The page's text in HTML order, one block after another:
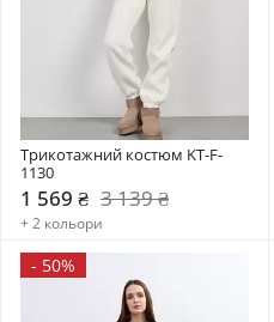
Трикотажний костюм KT-F-
1130
1 569 ₴ 3 139 ₴
+ 2 кольори
- 50%